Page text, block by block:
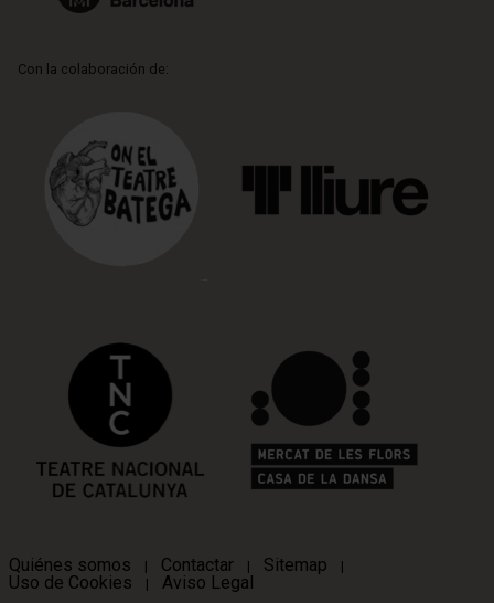
Con la colaboración de:
Quiénes somos | Contactar | Sitemap |
Uso de Cookies | Aviso Legal